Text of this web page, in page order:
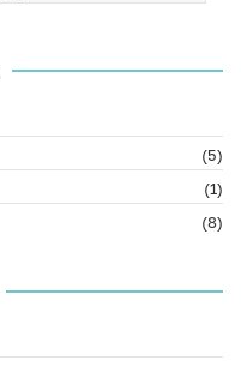
(5)
(1)
(8)